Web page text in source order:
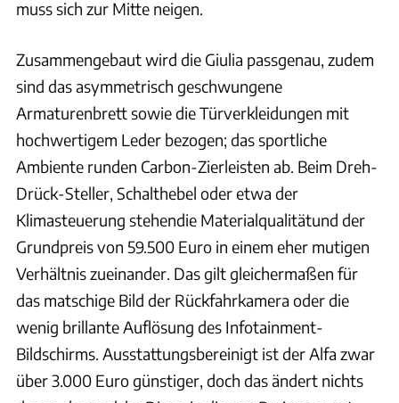
muss sich zur Mitte neigen.
Zusammengebaut wird die Giulia passgenau, zudem
sind das asymmetrisch geschwungene
Armaturenbrett sowie die Türverkleidungen mit
hochwertigem Leder bezogen; das sportliche
Ambiente runden Carbon-Zierleisten ab. Beim Dreh-
Drück-Steller, Schalthebel oder etwa der
Klimasteuerung stehendie Materialqualitätund der
Grundpreis von 59.500 Euro in einem eher mutigen
Verhältnis zueinander. Das gilt gleichermaßen für
das matschige Bild der Rückfahrkamera oder die
wenig brillante Auflösung des Infotainment-
Bildschirms. Ausstattungsbereinigt ist der Alfa zwar
über 3.000 Euro günstiger, doch das ändert nichts